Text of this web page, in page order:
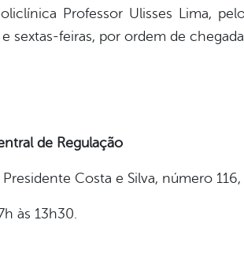
Professor Ulisses Lima,
sextas-feiras, por ordem de
de Regulação
Presidente Costa e Silva, número
às 13h30.